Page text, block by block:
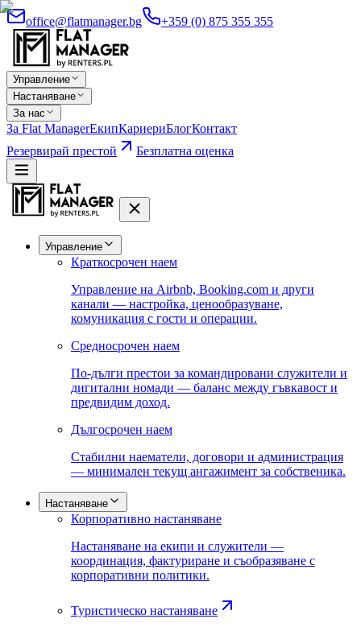
office@flatmanager.bg +359 (0) 875 355 355
Управление
Настаняване
За нас
За Flat ManagerЕкипКариериБлогКонтакт
Резервирай престой
Безплатна оценка
Управление
Краткосрочен наем
Управление на Airbnb, Booking.com и други
канали — настройка, ценообразуване,
комуникация с гости и операции.
Средносрочен наем
По-дълги престои за командировани служители и
дигитални номади — баланс между гъвкавост и
предвидим доход.
Дългосрочен наем
Стабилни наематели, договори и администрация
— минимален текущ ангажимент за собственика.
Настаняване
Корпоративно настаняване
Настаняване на екипи и служители —
координация, фактуриране и съобразяване с
корпоративни политики.
Туристическо настаняване